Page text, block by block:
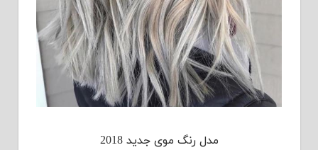
مدل رنگ موی جدید 2018